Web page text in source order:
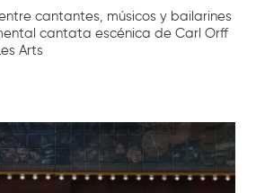
cantantes, músicos y bailarines
cantata escénica de Carl Orff
Arts